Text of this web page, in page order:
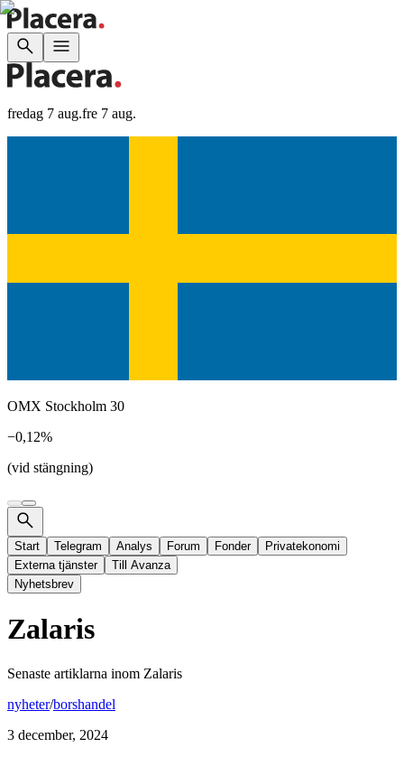
fredag 7 aug.fre 7 aug.
OMX Stockholm 30
−0,12%
(vid stängning)
Start Telegram Analys Forum Fonder
Privatekonomi
Externa tjänster
Till Avanza
Nyhetsbrev
Zalaris
Senaste artiklarna inom Zalaris
nyheter/borshandel
3 december, 2024